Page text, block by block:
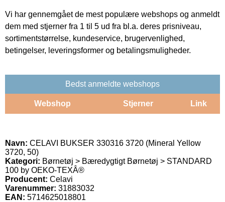
Vi har gennemgået de mest populære webshops og anmeldt
dem med stjerner fra 1 til 5 ud fra bl.a. deres prisniveau,
sortimentstørrelse, kundeservice, brugervenlighed,
betingelser, leveringsformer og betalingsmuligheder.
Bedst anmeldte webshops
Webshop Stjerner Link
Navn: CELAVI BUKSER 330316 3720 (Mineral Yellow
3720, 50)
Kategori: Børnetøj > Bæredygtigt Børnetøj > STANDARD
100 by OEKO-TEXÂ®
Producent: Celavi
Varenummer: 31883032
EAN: 5714625018801